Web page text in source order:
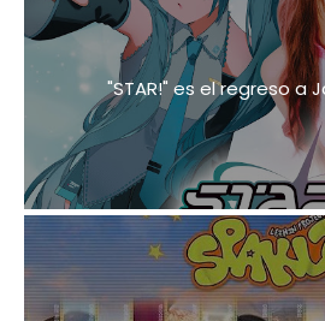
"STAR!" es el regreso a